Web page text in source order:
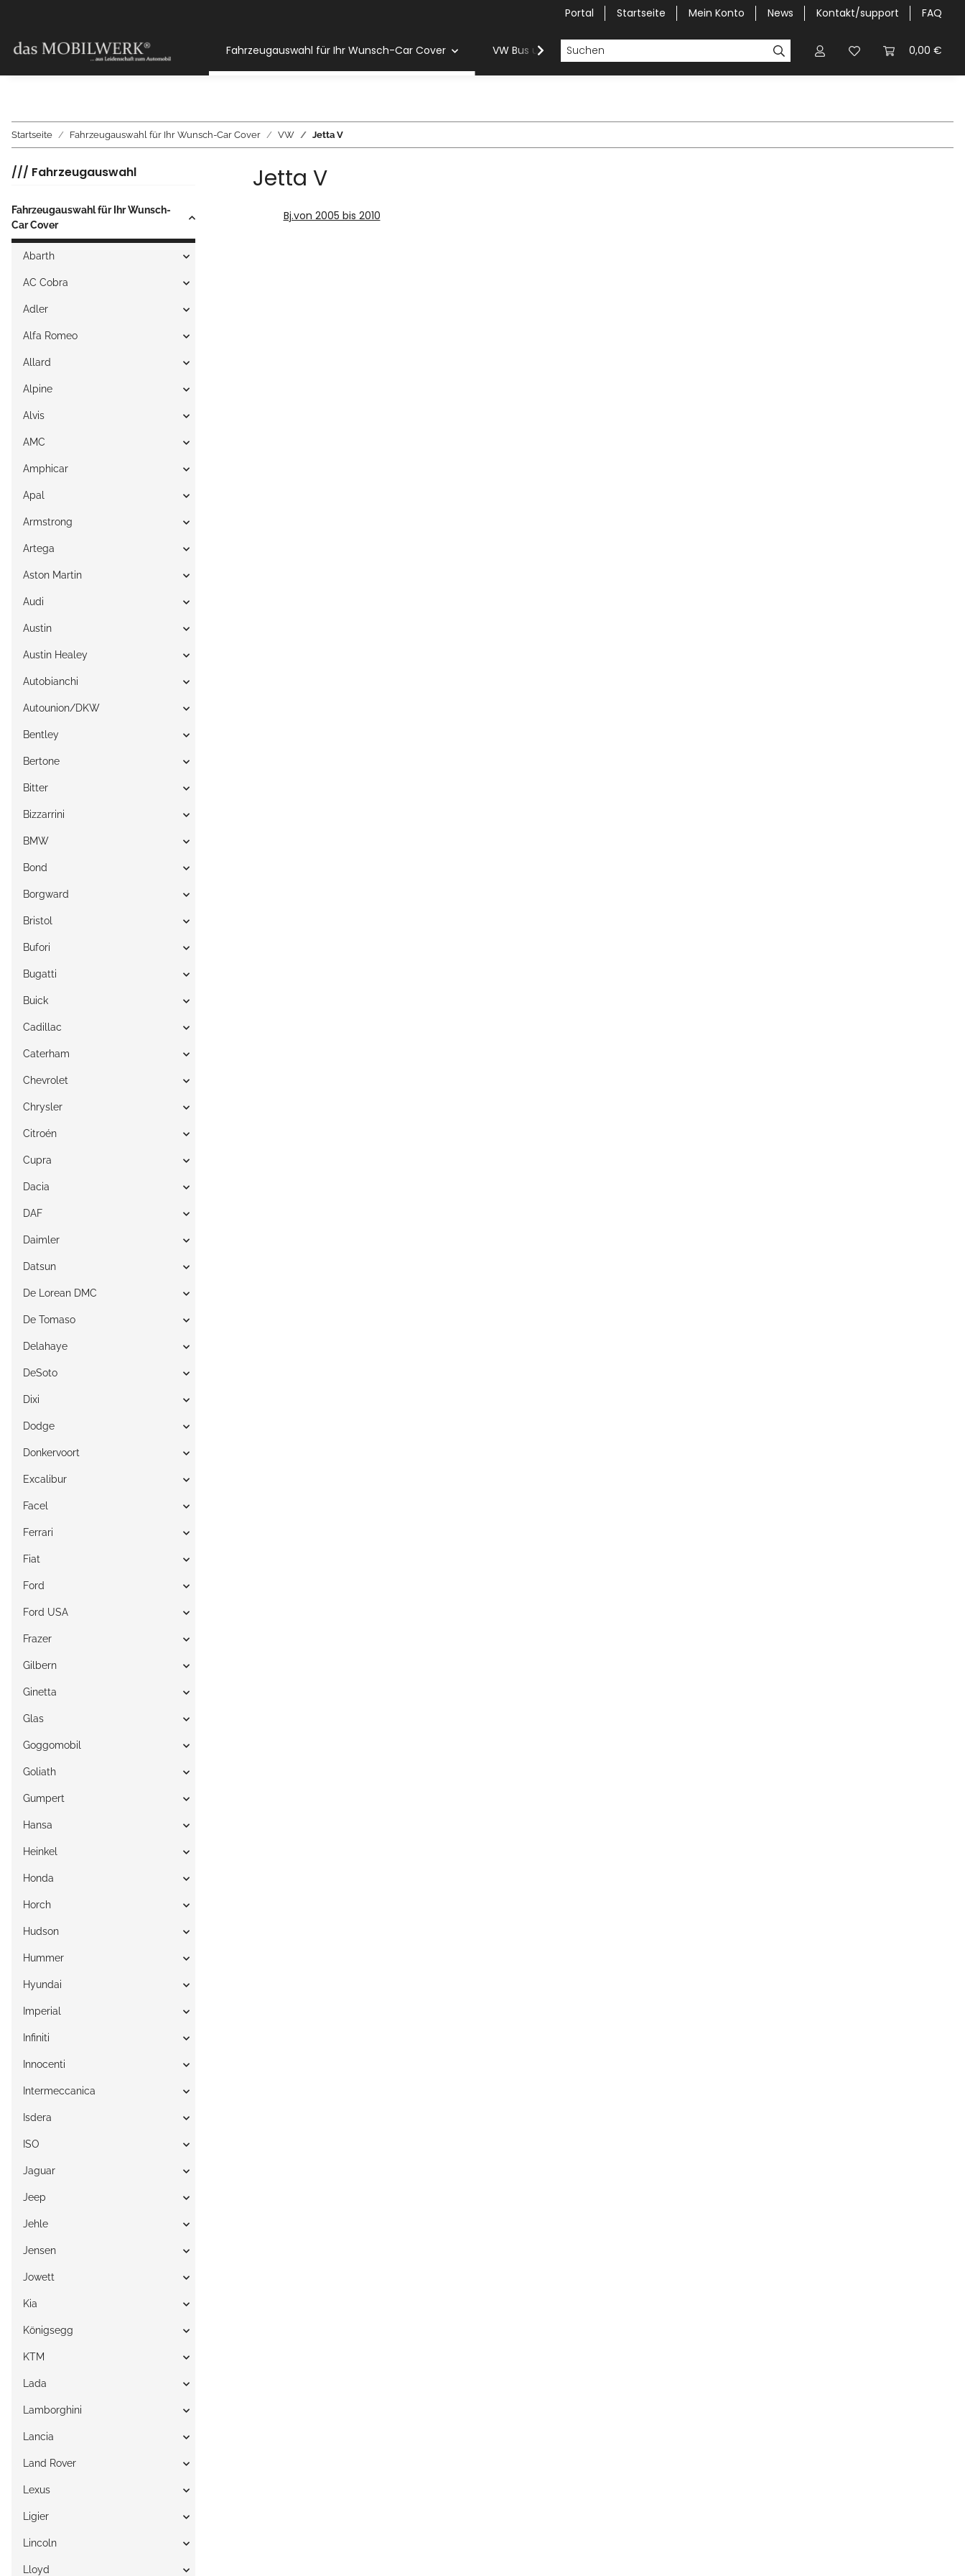
Portal Startseite Mein Konto News Kontakt/support FAQ
0,00 €
Fahrzeugauswahl für Ihr Wunsch-Car Cover VW Bus und Van Car Cover Halbgaragen / Kapuzen nach
Startseite Fahrzeugauswahl für Ihr Wunsch-Car Cover VW Jetta V
Jetta V
Bj.von 2005 bis 2010
/// Fahrzeugauswahl
Fahrzeugauswahl für Ihr Wunsch-
Car Cover
Abarth
AC Cobra
Adler
Alfa Romeo
Allard
Alpine
Alvis
AMC
Amphicar
Apal
Armstrong
Artega
Aston Martin
Audi
Austin
Austin Healey
Autobianchi
Autounion/DKW
Bentley
Bertone
Bitter
Bizzarrini
BMW
Bond
Borgward
Bristol
Bufori
Bugatti
Buick
Cadillac
Caterham
Chevrolet
Chrysler
Citroén
Cupra
Dacia
DAF
Daimler
Datsun
De Lorean DMC
De Tomaso
Delahaye
DeSoto
Dixi
Dodge
Donkervoort
Excalibur
Facel
Ferrari
Fiat
Ford
Ford USA
Frazer
Gilbern
Ginetta
Glas
Goggomobil
Goliath
Gumpert
Hansa
Heinkel
Honda
Horch
Hudson
Hummer
Hyundai
Imperial
Infiniti
Innocenti
Intermeccanica
Isdera
ISO
Jaguar
Jeep
Jehle
Jensen
Jowett
Kia
Königsegg
KTM
Lada
Lamborghini
Lancia
Land Rover
Lexus
Ligier
Lincoln
Lloyd